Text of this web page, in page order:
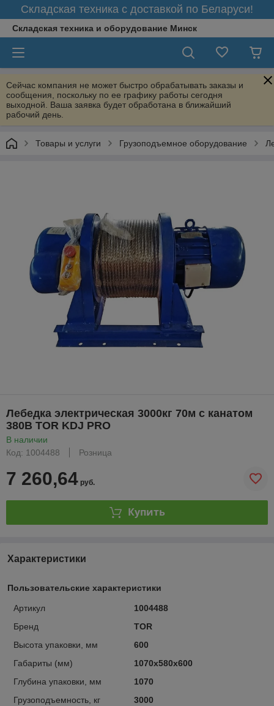
Складская техника с доставкой по Беларуси!
Складская техника и оборудование Минск
Сейчас компания не может быстро обрабатывать заказы и
сообщения, поскольку по ее графику работы сегодня
выходной. Ваша заявка будет обработана в ближайший
рабочий день.
Товары и услуги Грузоподъемное оборудование
Лебедка электрическая 3000кг 70м с канатом
380В TOR KDJ PRO
В наличии
Код: 1004488
Розница
7 260,64 руб.
Купить
Характеристики
Пользовательские характеристики
Артикул
1004488
Бренд
TOR
Высота упаковки, мм
600
Габариты (мм)
1070х580х600
Глубина упаковки, мм
1070
Грузоподъемность, кг
3000